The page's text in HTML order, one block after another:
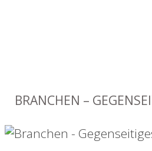
BRANCHEN –